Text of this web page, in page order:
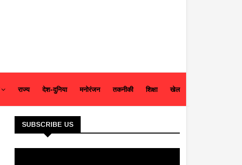
राज्य देश-दुनिया मनोरंजन तकनीकी शिक्षा खेल
SUBSCRIBE US